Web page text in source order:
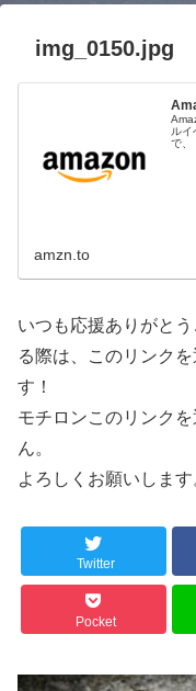
img_0150.jpg
ルイ
で、
amzn.to
いつも応援ありがと
る際は、このリンク
す！
モチロンこのリンク
ん。
よろしくお願いしま
Twitter
Pocket